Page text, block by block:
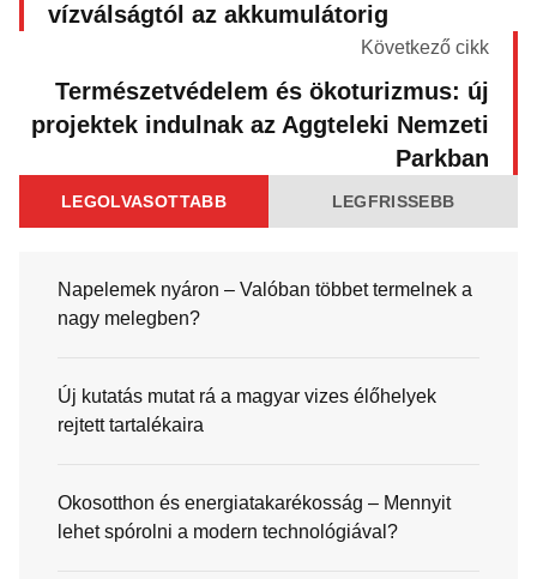
vízválságtól az akkumulátorig
Következő cikk
Természetvédelem és ökoturizmus: új
projektek indulnak az Aggteleki Nemzeti
Parkban
LEGOLVASOTTABB LEGFRISSEBB
Napelemek nyáron – Valóban többet termelnek a
nagy melegben?
Új kutatás mutat rá a magyar vizes élőhelyek
rejtett tartalékaira
Okosotthon és energiatakarékosság – Mennyit
lehet spórolni a modern technológiával?